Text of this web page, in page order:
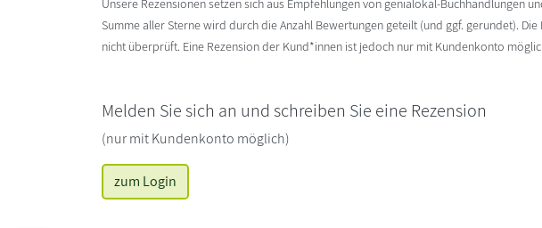
Unsere Rezensionen setzen sich aus Empfehlungen von genialokal-Buchhandlungen
Summe aller Sterne wird durch die Anzahl Bewertungen geteilt (und ggf. gerundet).
nicht überprüft. Eine Rezension der Kund*innen ist jedoch nur mit Kundenkonto
Melden Sie sich an und schreiben Sie eine Rezension
(nur mit Kundenkonto möglich)
zum Login